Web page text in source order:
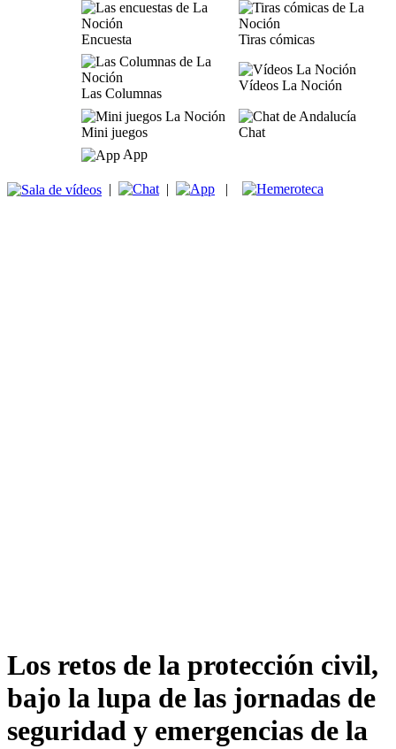
Encuesta Tiras cómicas
Las Columnas
Vídeos La Noción
Mini juegos
Chat
App
| | |
Los retos de la protección civil,
bajo la lupa de las jornadas de
seguridad y emergencias de la